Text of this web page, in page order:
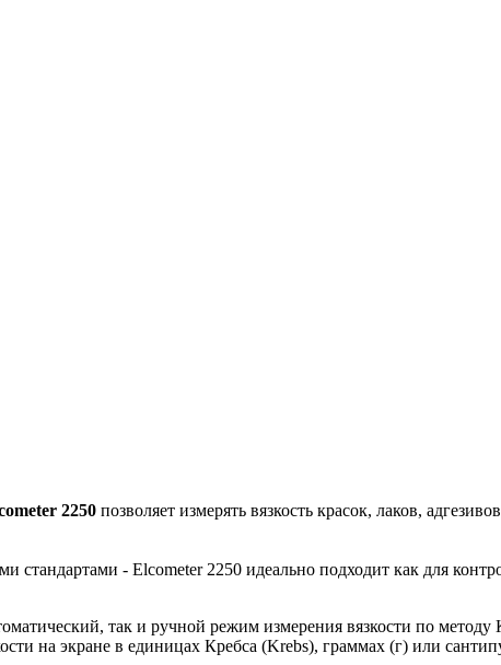
2250 позволяет измерять вязкость красок, лаков,
- Elcometer 2250 идеально подходит как для
так и ручной режим измерения вязкости по
на экране в единицах Кребса (Krebs), граммах (г) или